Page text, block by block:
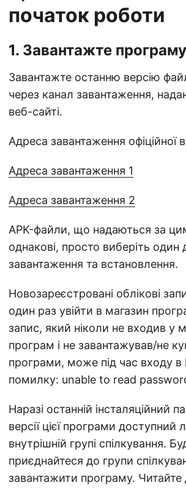
початок роботи
1. Завантажте програму
Завантажте останню версію
через канал завантаження,
веб-сайті.
Адреса завантаження офіційної
Адреса завантаження 1
Адреса завантаження 2
APK-файли, що надаються за
однакові, просто виберіть один
завантаження та встановлення.
Новозареєстровані облікові
один раз увійти в магазин
запис, який ніколи не входив у
програм і не завантажував/не
програми, може під час входу в
помилку: unable to read
Наразі останній інсталяційний
версії цієї програми доступний
внутрішній групі спілкування.
приєднайтеся до групи
завантажити програму. Читайте